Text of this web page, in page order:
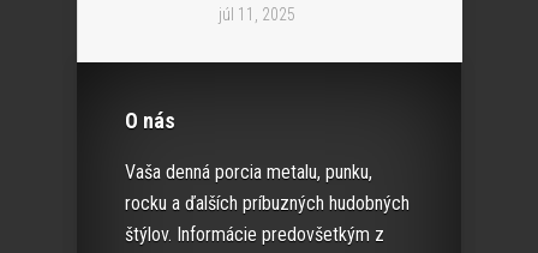
júl 11, 2025
O nás
Vaša denná porcia metalu, punku,
rocku a ďalších príbuzných hudobných
štýlov. Informácie predovšetkým z